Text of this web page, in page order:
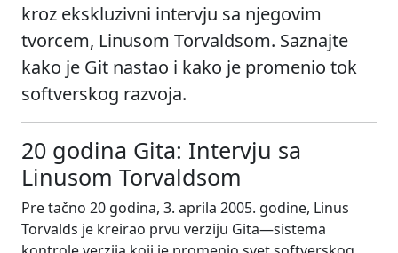
kroz ekskluzivni intervju sa njegovim
tvorcem, Linusom Torvaldsom. Saznajte
kako je Git nastao i kako je promenio tok
softverskog razvoja.
20 godina Gita: Intervju sa
Linusom Torvaldsom
Pre tačno 20 godina, 3. aprila 2005. godine, Linus
Torvalds je kreirao prvu verziju Gita—sistema